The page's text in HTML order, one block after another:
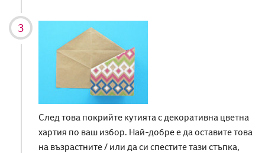
След това покрийте кутията с декоративна цветна
хартия по ваш избор. Най-добре е да оставите това
на възрастните / или да си спестите тази стъпка,